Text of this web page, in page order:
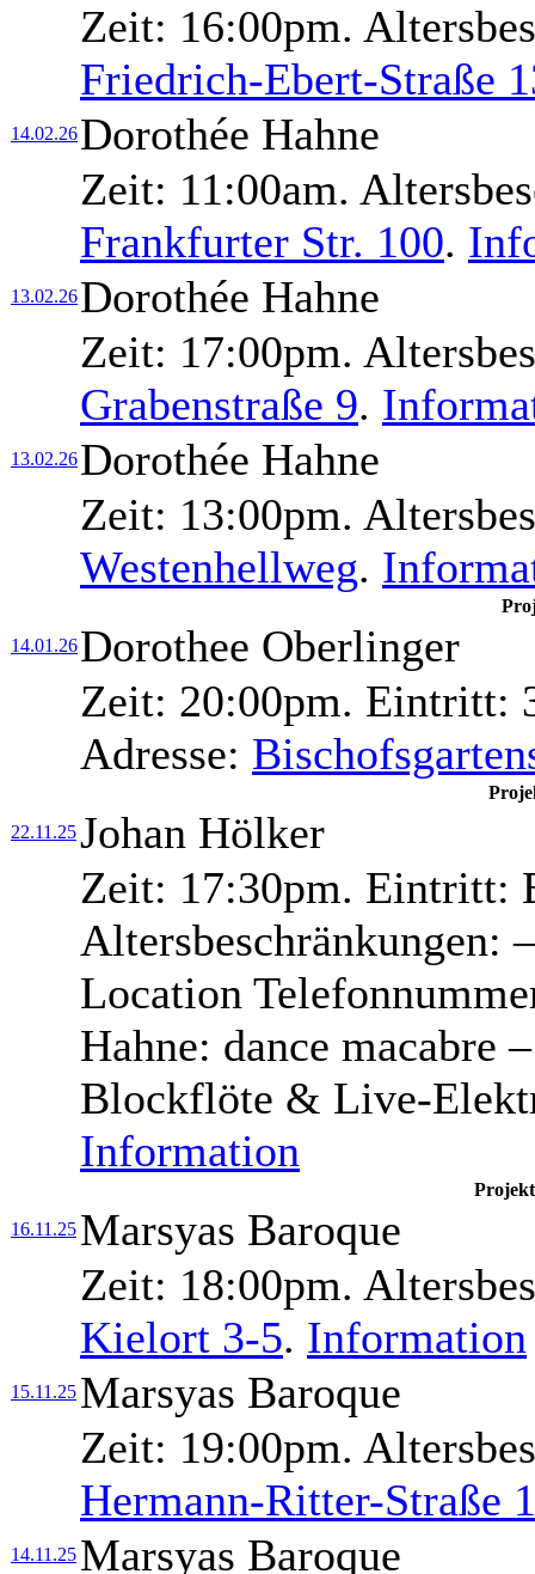
Zeit: 16:00pm.
Friedrich-Ebert-Straße
14.02.26Dorothée Hahne
Zeit: 11:00am.
Frankfurter Str. 100.
13.02.26Dorothée Hahne
Zeit: 17:00pm.
Grabenstraße 9.
13.02.26Dorothée Hahne
Zeit: 13:00pm.
Westenhellweg.
14.01.26Dorothee Oberlinger
Zeit: 20:00pm. Eintritt:
Adresse:
22.11.25Johan Hölker
Zeit: 17:30pm. Eintritt:
Altersbeschränkungen:
Location
Hahne: dance macabre
Blockflöte & Live-
Information
16.11.25 Marsyas Baroque
Zeit: 18:00pm.
Kielort 3-5. Information
15.11.25 Marsyas Baroque
Zeit: 19:00pm.
Hermann-Ritter-Straße
14.11.25 Marsyas Baroque